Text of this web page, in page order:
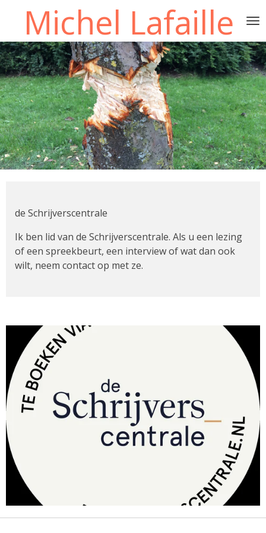
naar
de
hoofdinhoud
Michel Lafaille
de Schrijverscentrale
Ik ben lid van de Schrijverscentrale. Als u een lezing
of een spreekbeurt, een interview of wat dan ook
wilt, neem contact op met ze.